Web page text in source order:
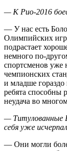
— К Рио-2016
— У нас есть
Олимпийских игр
подрастает
немного по-
спортсменов уже
чемпионских
и младше гораздо
ребята способны
неудача во
— Титулованные
себя уже
— Они могли